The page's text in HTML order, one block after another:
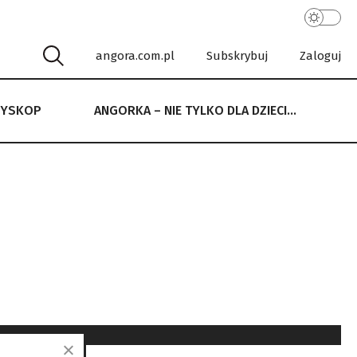
angora.com.pl Subskrybuj Zaloguj
ANGORKA – NIE TYLKO DLA DZIECI…
NIE TYLKO DLA DZIECI…